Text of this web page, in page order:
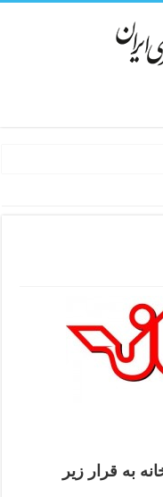
به قرار زیر